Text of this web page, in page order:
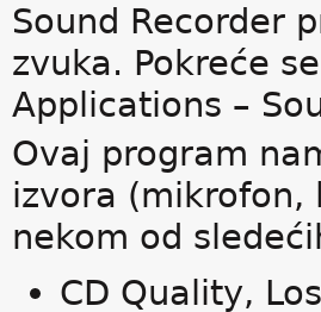
Sound Recorder
zvuka. Pokreće
Applications –
Ovaj program
izvora (mikrofon,
nekom od
CD Quality,